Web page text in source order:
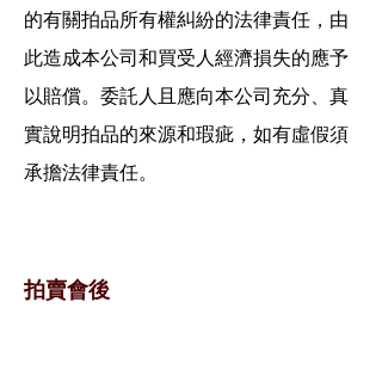
的有關拍品所有權糾紛的法律責任，由
此造成本公司和買受人經濟損失的應予
以賠償。委託人且應向本公司充分、真
實說明拍品的來源和瑕疵，如有虛假須
承擔法律責任。
拍賣會後